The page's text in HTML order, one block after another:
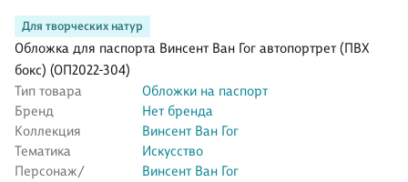
Для творческих натур
Обложка для паспорта Винсент Ван Гог автопортрет (ПВХ
бокс) (ОП2022-304)
Тип товара
Обложки на паспорт
Бренд
Нет бренда
Коллекция
Винсент Ван Гог
Тематика
Искусство
Персонаж/
Винсент Ван Гог